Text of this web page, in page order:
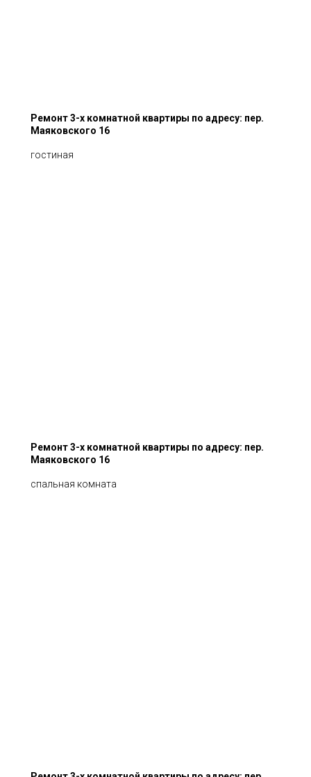
Ремонт 3-х комнатной квартиры по адресу: пер.
Маяковского 16
гостиная
Ремонт 3-х комнатной квартиры по адресу: пер.
Маяковского 16
спальная комната